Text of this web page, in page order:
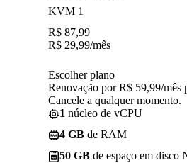
KVM 1
R$ 87,99
R$ 29,99/mês
Escolher plano
Renovação por R$ 59,99/mês
Cancele a qualquer momento.
1 núcleo de vCPU
4 GB de RAM
50 GB de espaço em disco